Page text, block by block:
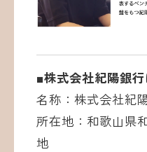
■株式会社紀陽銀
名称：株式会社紀
所在地：和歌山県
地